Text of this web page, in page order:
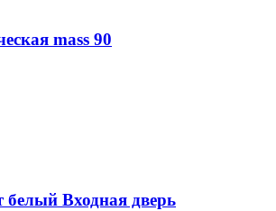
mass 90
Входная дверь